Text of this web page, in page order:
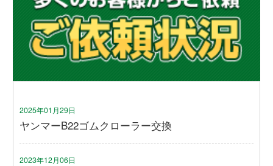
2025年01月29日
ヤンマーB22ゴムクローラー交換
2023年12月06日